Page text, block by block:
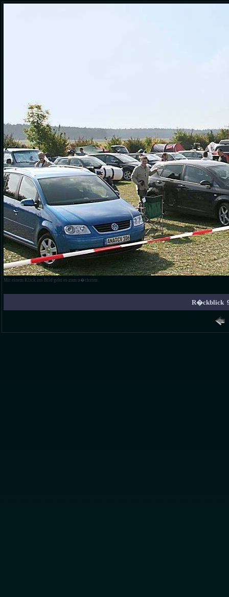
Mit einem Klick ins Bild geht es zum n�chsten.
R�ckblick